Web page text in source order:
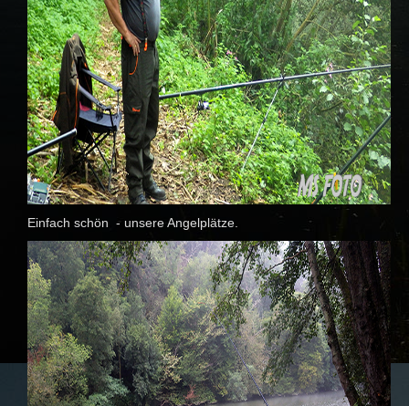
Einfach schön - unsere Angelplätze.